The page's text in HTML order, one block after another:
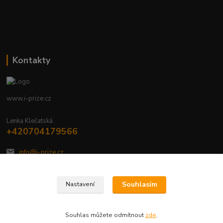
Kontakty
www.i-prize.cz
Lenka Klečatská
+420704179566
info@i-prize.cz
Nastavení Souhlasím
Souhlas můžete odmítnout zde.